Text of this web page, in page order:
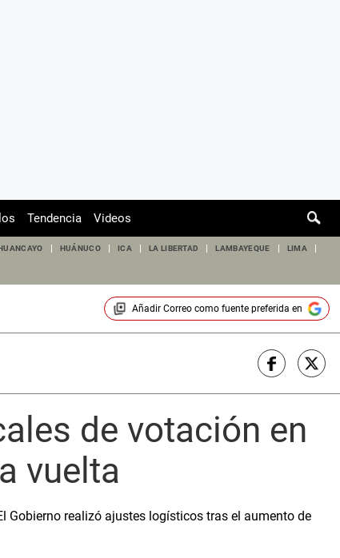
Tendencia Videos
HUÁNUCO ICA LA LIBERTAD LAMBAYEQUE LIMA
Añadir Correocomo fuente preferida en
de votación en
vuelta
Gobierno realizó ajustes logísticos tras el aumento de